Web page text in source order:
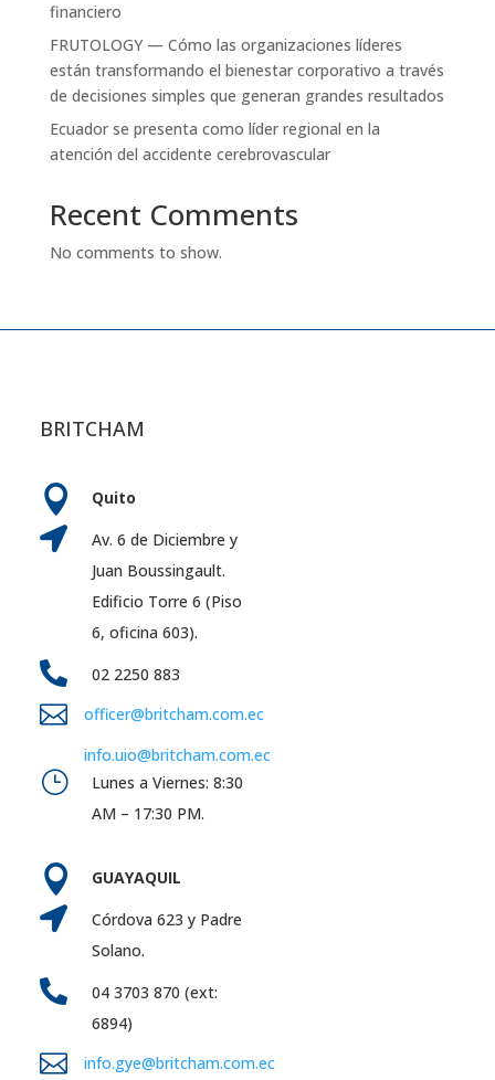
financiero
FRUTOLOGY — Cómo las organizaciones líderes
están transformando el bienestar corporativo a través
de decisiones simples que generan grandes resultados
Ecuador se presenta como líder regional en la
atención del accidente cerebrovascular
Recent Comments
No comments to show.
BRITCHAM
 Quito

Av. 6 de Diciembre y
Juan Boussingault.
Edificio Torre 6 (Piso
6, oficina 603).
 02 2250 883

officer@britcham.com.ec
info.uio@britcham.com.ec
}
Lunes a Viernes: 8:30
AM – 17:30 PM.
 GUAYAQUIL

Córdova 623 y Padre
Solano.

04 3703 870 (ext:
6894)
 info.gye@britcham.com.ec